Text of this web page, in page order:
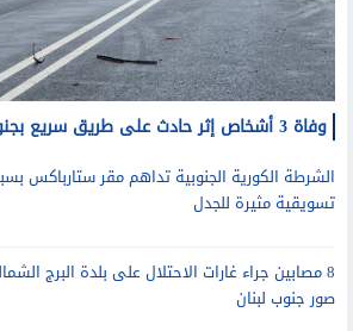
وفاة 3 أشخاص إثر حادث على طريق سريع بجنوب ألمانيا
الشرطة الكورية الجنوبية تداهم مقر ستارباكس
تسويقية مثيرة للجدل
8 مصابين جراء غارات الاحتلال على بلدة البرج
صور جنوب لبنان